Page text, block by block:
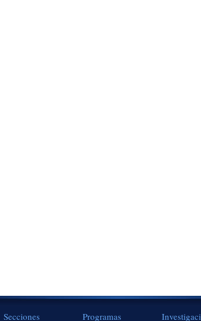
Secciones Programas